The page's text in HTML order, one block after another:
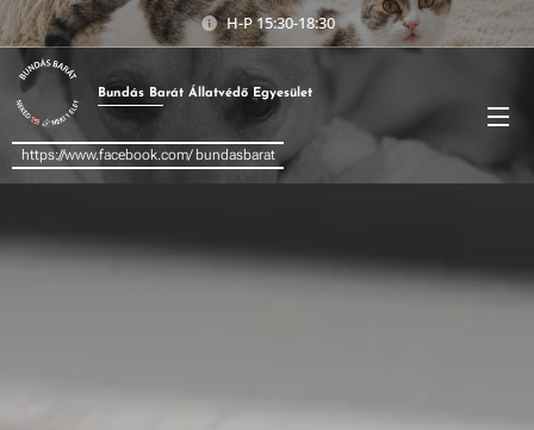
H-P 15:30-18:30
Bundás Barát Állatvédő Egyesület
https://www.facebook.com/ bundasbarat